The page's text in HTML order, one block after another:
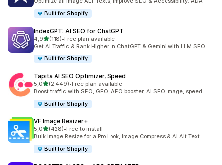
Built for Shopify
IndexGPT: AI SEO for ChatGPT
4,9na 5 gwiazdek
(118)
Łączna liczba recenzji: 118
•Free plan available
Get AI Traffic & Rank Higher in ChatGPT & Gemini with LLM SEO
Built for Shopify
Tapita AI SEO Optimizer, Speed
5,0na 5 gwiazdek
(2 449)
Łączna liczba recenzji: 2449
•Free plan available
Boost traffic with SEO, GEO, AEO booster, AI SEO image, speed
Built for Shopify
VF Image Resizer+
5,0na 5 gwiazdek
(428)
Łączna liczba recenzji: 428
•Free to install
Bulk Image Resize for a Pro Look, Image Compress & AI Alt Text
Built for Shopify